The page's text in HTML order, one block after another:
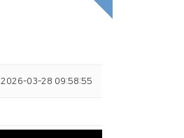
2026-03-28 09:58:55